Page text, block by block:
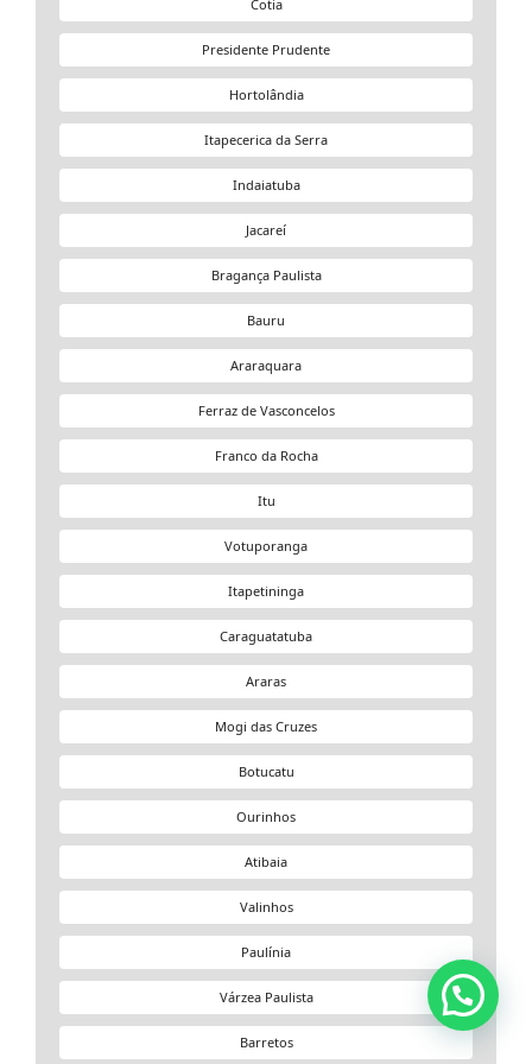
Cotia
Presidente Prudente
Hortolândia
Itapecerica da Serra
Indaiatuba
Jacareí
Bragança Paulista
Bauru
Araraquara
Ferraz de Vasconcelos
Franco da Rocha
Itu
Votuporanga
Itapetininga
Caraguatatuba
Araras
Mogi das Cruzes
Botucatu
Ourinhos
Atibaia
Valinhos
Paulínia
Várzea Paulista
Barretos